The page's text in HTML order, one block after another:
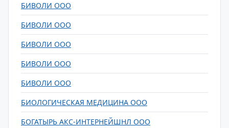
БИВОЛИ ООО
БИВОЛИ ООО
БИВОЛИ ООО
БИВОЛИ ООО
БИВОЛИ ООО
БИОЛОГИЧЕСКАЯ МЕДИЦИНА ООО
БОГАТЫРЬ АКС-ИНТЕРНЕЙШНЛ ООО